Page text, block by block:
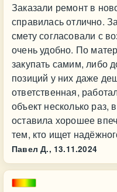
Заказали ремонт в
справилась отлично.
смету согласовали с
очень удобно. По
закупать самим, либо
позиций у них даже
ответственная,
объект несколько
оставила хорошее
тем, кто ищет
Павел Д., 13.11.2024